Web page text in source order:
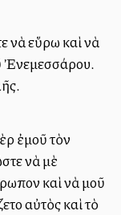
νὰ εὕρω καὶ νὰ
Ἐνεμεσσάρου.
ἐμοῦ τὸν
νὰ μὲ
καὶ νὰ μοῦ
αὐτὸς καὶ τὸ